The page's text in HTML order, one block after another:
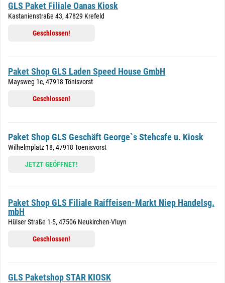
GLS Paket Filiale Oanas Kiosk
Kastanienstraße 43, 47829 Krefeld
Geschlossen!
Paket Shop GLS Laden Speed House GmbH
Maysweg 1c, 47918 Tönisvorst
Geschlossen!
Paket Shop GLS Geschäft George`s Stehcafe u. Kiosk
Wilhelmplatz 18, 47918 Toenisvorst
JETZT GEÖFFNET!
Paket Shop GLS Filiale Raiffeisen-Markt Niep Handelsg.
mbH
Hülser Straße 1-5, 47506 Neukirchen-Vluyn
Geschlossen!
GLS Paketshop STAR KIOSK